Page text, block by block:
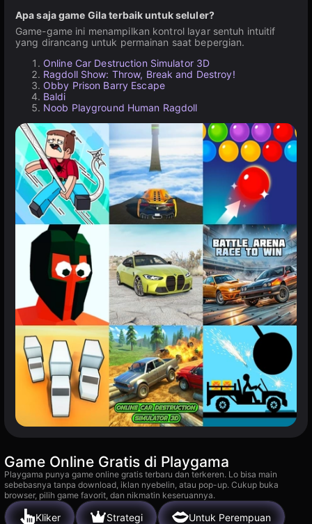
Apa saja game Gila terbaik untuk seluler?
Game-game ini menampilkan kontrol layar sentuh intuitif
yang dirancang untuk permainan saat bepergian.
Online Car Destruction Simulator 3D
Ragdoll Show: Throw, Break and Destroy!
Obby Prison Barry Escape
Baldi
Noob Playground Human Ragdoll
Game Online Gratis di Playgama
Playgama punya game online gratis terbaru dan terkeren. Lo bisa main
sebebasnya tanpa download, iklan nyebelin, atau pop-up. Cukup buka
browser, pilih game favorit, dan nikmatin keseruannya.
Kliker Strategi Untuk Perempuan